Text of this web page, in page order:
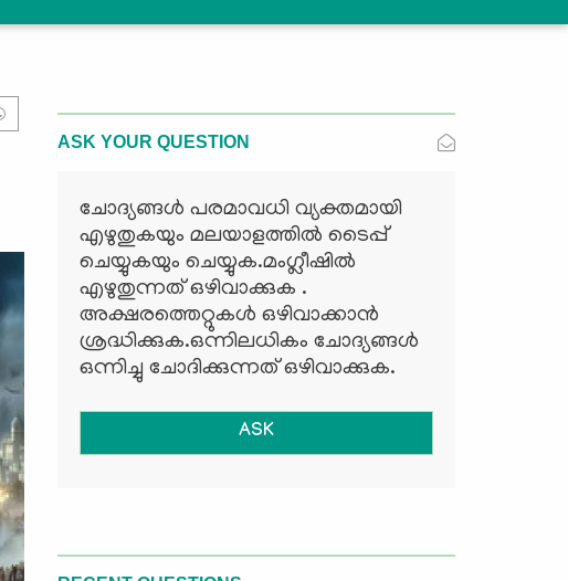
ASK YOUR QUESTION
ചോദ്യങ്ങള്‍ പരമാവധി വ്യക്തമായി
എഴുതുകയും മലയാളത്തില്‍ ടൈപ്പ്
ചെയ്യുകയും ചെയ്യുക.മംഗ്ലീഷില്‍
എഴുതുന്നത് ഒഴിവാക്കുക .
അക്ഷരത്തെറ്റുകള്‍ ഒഴിവാക്കാന്‍
ശ്രദ്ധിക്കുക.ഒന്നിലധികം ചോദ്യങ്ങള്‍
ഒന്നിച്ചു ചോദിക്കുന്നത് ഒഴിവാക്കുക.
ASK